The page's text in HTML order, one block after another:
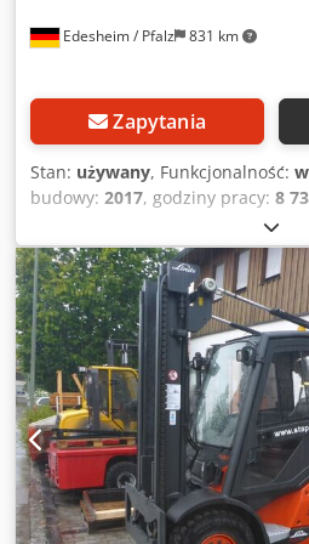
gwarancji, zastrzegamy
Edesheim / Pfalz 831 km
Zapytania
Stan: używany, Funkcjonalność:
budowy: 2017, godziny pracy: 8
5 565 mm
podnoszenia:1 860 mm, rodzaj
triplex, wysokość konstrukcyjna:
karetki wideł:1 350 mm, długość
napędu:Diesel , szerokość
widłowy spalinowy (diesel) Punkt
ISO: Klasa 3 = 2.500 - 4.999 kg
biegów: hydrostatyczna / 2-
Stan: Zregenerowany, bez
dobry Opony przednie, typ:
przednie, rozmiar: 355/65-15
80 - 100% Opony tylne, typ:
rozmiar: 250-15 NOWE Opony